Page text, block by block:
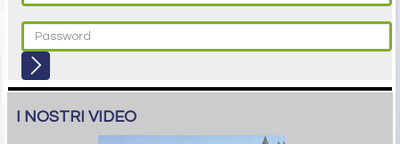
I NOSTRI VIDEO